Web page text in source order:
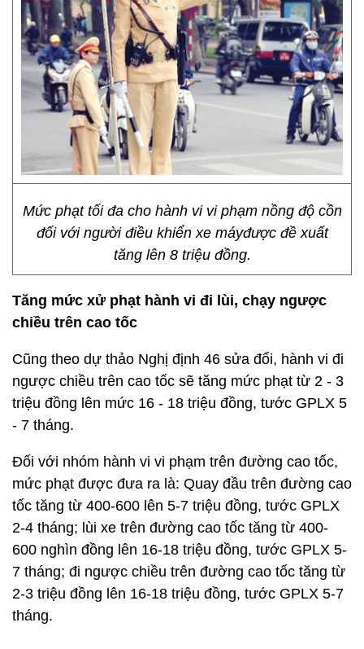
Mức phạt tối đa cho hành vi vi phạm nồng độ cồn
đối với người điều khiển xe máyđược đề xuất
tăng lên 8 triệu đồng.
Tăng mức xử phạt hành vi đi lùi, chạy ngược
chiều trên cao tốc
Cũng theo dự thảo Nghị định 46 sửa đổi, hành vi đi
ngược chiều trên cao tốc sẽ tăng mức phạt từ 2 - 3
triệu đồng lên mức 16 - 18 triệu đồng, tước GPLX 5
- 7 tháng.
Đối với nhóm hành vi vi phạm trên đường cao tốc,
mức phạt được đưa ra là: Quay đầu trên đường cao
tốc tăng từ 400-600 lên 5-7 triệu đồng, tước GPLX
2-4 tháng; lùi xe trên đường cao tốc tăng từ 400-
600 nghìn đồng lên 16-18 triệu đồng, tước GPLX 5-
7 tháng; đi ngược chiều trên đường cao tốc tăng từ
2-3 triệu đồng lên 16-18 triệu đồng, tước GPLX 5-7
tháng.